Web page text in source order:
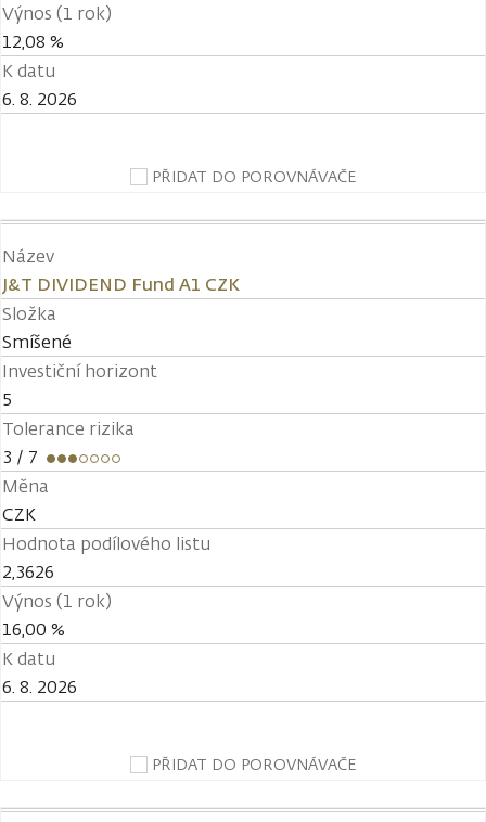
Výnos (1 rok)
12,08 %
K datu
6. 8. 2026
PŘIDAT DO POROVNÁVAČE
Název
J&T DIVIDEND Fund A1 CZK
Složka
Smíšené
Investiční horizont
5
Tolerance rizika
3 / 7
Měna
CZK
Hodnota podílového listu
2,3626
Výnos (1 rok)
16,00 %
K datu
6. 8. 2026
PŘIDAT DO POROVNÁVAČE